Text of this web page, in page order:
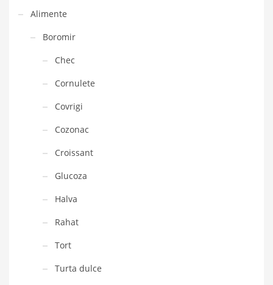
Alimente
Boromir
Chec
Cornulete
Covrigi
Cozonac
Croissant
Glucoza
Halva
Rahat
Tort
Turta dulce